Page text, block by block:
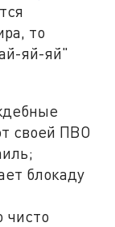
то
яй-яй"
своей ПВО
блокаду
чисто